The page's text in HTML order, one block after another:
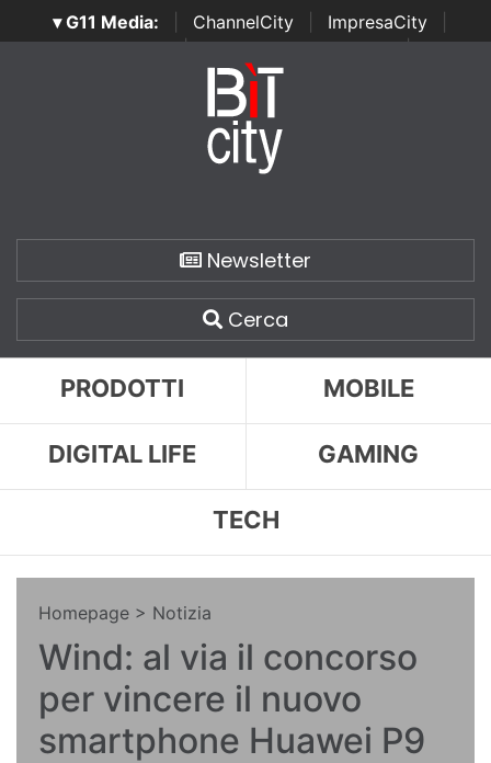
▾ G11 Media: ChannelCity ImpresaCity
SecurityOpenLab | Italian Channel Awards | Italian
Italian Security Awards
Newsletter
Cerca
PRODOTTI MOBILE
DIGITAL LIFE GAMING
TECH
Homepage > Notizia
Wind: al via il concorso
per vincere il nuovo
smartphone Huawei P9